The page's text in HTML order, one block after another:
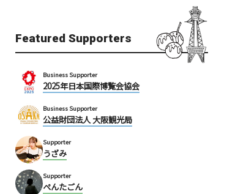
Featured Supporters
Business Supporter
2025年日本国際博覧会協会
Business Supporter
公益財団法人 大阪観光局
Supporter
うざみ
Supporter
ぺんたごん